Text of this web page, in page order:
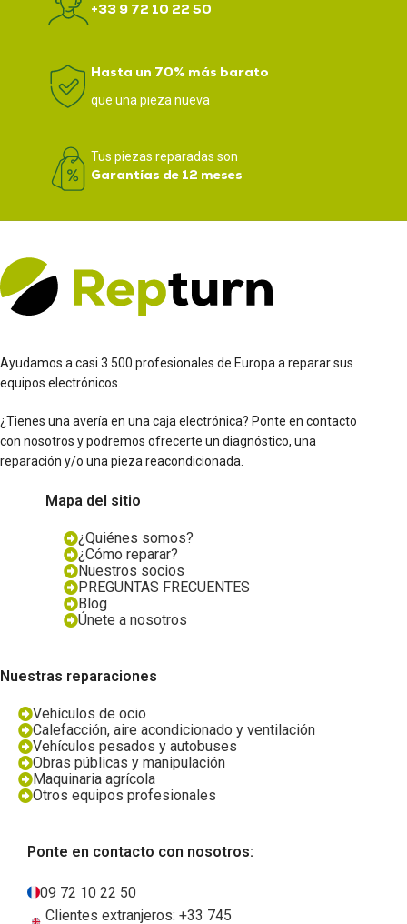
+33 9 72 10 22 50
Hasta un 70% más barato
que una pieza nueva
Tus piezas reparadas son
Garantías de 12 meses
Ayudamos a casi 3.500 profesionales de Europa a reparar sus
equipos electrónicos.
¿Tienes una avería en una caja electrónica? Ponte en contacto
con nosotros y podremos ofrecerte un diagnóstico, una
reparación y/o una pieza reacondicionada.
Mapa del sitio
¿Quiénes somos?
¿Cómo reparar?
Nuestros socios
PREGUNTAS FRECUENTES
Blog
Únete a nosotros
Nuestras reparaciones
Vehículos de ocio
Calefacción, aire acondicionado y ventilación
Vehículos pesados y autobuses
Obras públicas y manipulación
Maquinaria agrícola
Otros equipos profesionales
Ponte en contacto con nosotros:
09 72 10 22 50
Clientes extranjeros: +33 745